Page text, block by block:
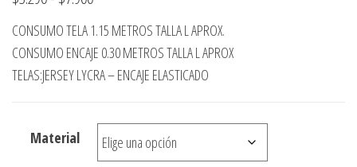
de
precios:
desde
hasta
$7.900
CONSUMO TELA 1.15 METROS TALLA L APROX.
CONSUMO ENCAJE 0.30 METROS TALLA L APROX
TELAS:JERSEY LYCRA – ENCAJE ELASTICADO
Material